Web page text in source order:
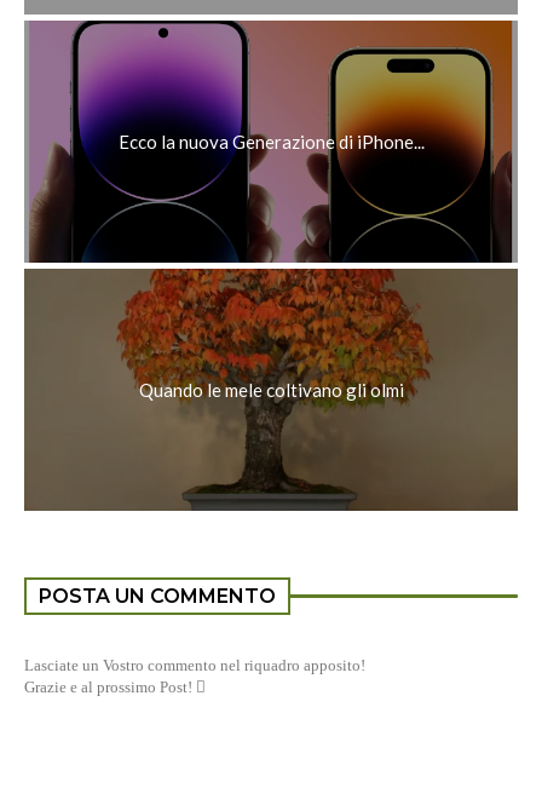
Ecco la nuova Generazione di iPhone...
Quando le mele coltivano gli olmi
POSTA UN COMMENTO
Lasciate un Vostro commento nel riquadro apposito!
Grazie e al prossimo Post! 